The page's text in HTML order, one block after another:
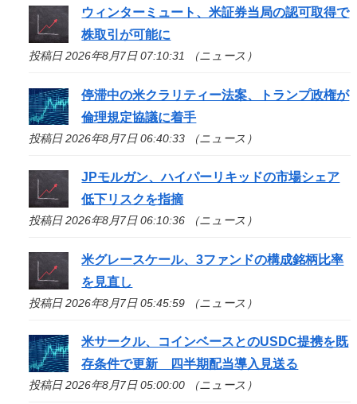
ウィンターミュート、米証券当局の認可取得で
株取引が可能に
投稿日 2026年8月7日 07:10:31 （ニュース）
停滞中の米クラリティー法案、トランプ政権が
倫理規定協議に着手
投稿日 2026年8月7日 06:40:33 （ニュース）
JPモルガン、ハイパーリキッドの市場シェア
低下リスクを指摘
投稿日 2026年8月7日 06:10:36 （ニュース）
米グレースケール、3ファンドの構成銘柄比率
を見直し
投稿日 2026年8月7日 05:45:59 （ニュース）
米サークル、コインベースとのUSDC提携を既
存条件で更新 四半期配当導入見送る
投稿日 2026年8月7日 05:00:00 （ニュース）